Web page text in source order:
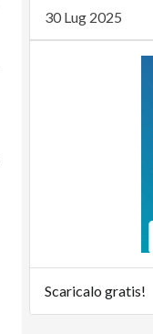
30 Lug 2025
Scaricalo gratis!